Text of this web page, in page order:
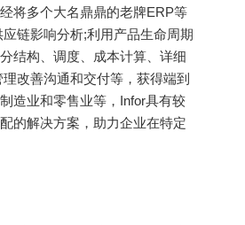
将多个大名鼎鼎的老牌ERP等
链影响分析;利用产品生命周期
结构、调度、成本计算、详细
改善沟通和交付等，获得端到
造业和零售业等，Infor具有较
的解决方案，助力企业在特定